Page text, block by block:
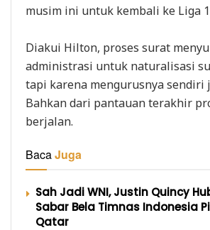
musim ini untuk kembali ke Liga
Diakui Hilton, proses surat
administrasi untuk naturalisasi
tapi karena mengurusnya sendiri
Bahkan dari pantauan terakhir
berjalan.
BacaJuga
Sah Jadi WNI, Justin Quincy
Sabar Bela Timnas Indonesia
Qatar